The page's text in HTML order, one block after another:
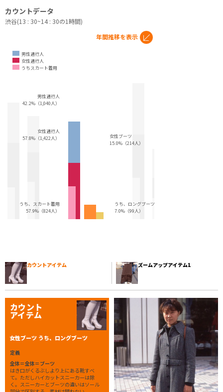
カウントデータ
渋谷(13 : 30~14 : 30の1時間)
男性通行人
女性通行人
うちスカート着用
年間推移を表示
男性通行人
42.2%（1,040人）
女性通行人
57.8%（1,422人）
うち、スカート着用
57.9%（824人）
女性ブーツ
15.0%（214人）
うち、ロングブーツ
7.0%（99人）
カウントアイテム ズームアップアイテム1
カウント
アイテム
女性ブーツ うち、ロングブーツ
定義
全体＝全体＝ブーツ
はき口がくるぶしより上にある靴すべ
て。ただしハイカットスニーカーは除
く。スニーカーとブーツの違いはソール